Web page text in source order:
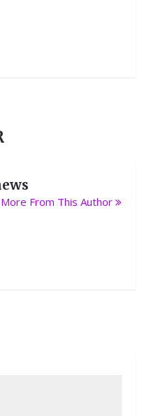
More From This Author